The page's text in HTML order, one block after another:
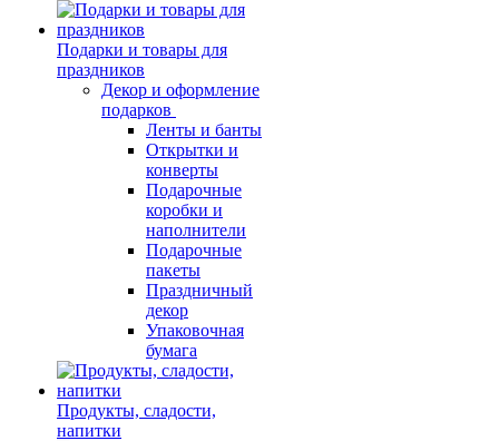
Подарки и товары для
праздников
Декор и оформление
подарков
Ленты и банты
Открытки и
конверты
Подарочные
коробки и
наполнители
Подарочные
пакеты
Праздничный
декор
Упаковочная
бумага
Продукты, сладости,
напитки